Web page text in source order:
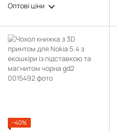
Оптові ціни
−40%